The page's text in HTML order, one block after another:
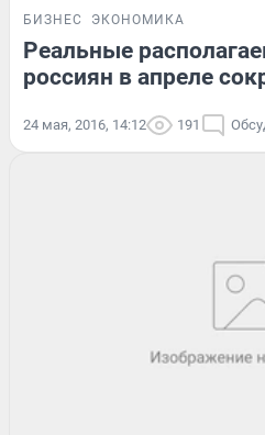
БИЗНЕС ЭКОНОМИКА
Реальные
россиян в апреле
24 мая, 2016, 14:12 191